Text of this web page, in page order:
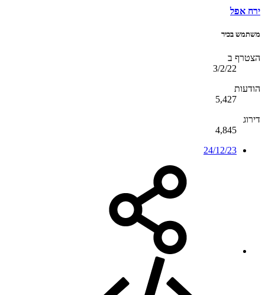
ירח אפל
משתמש בכיר
הצטרף ב
3/2/22
הודעות
5,427
דירוג
4,845
24/12/23